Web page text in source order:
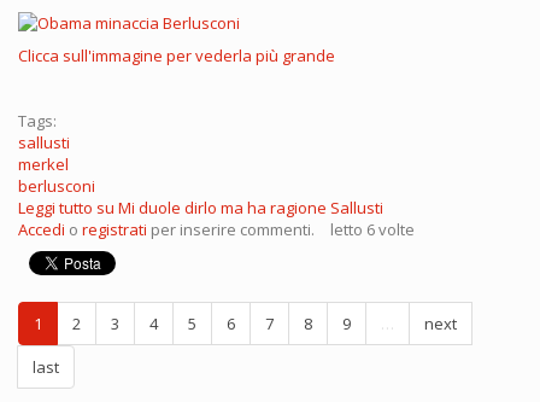
Clicca sull'immagine per vederla più grande
Tags:
sallusti
merkel
berlusconi
Leggi tutto su Mi duole dirlo ma ha ragione Sallusti
Accedi o registrati per inserire commenti. letto 6 volte
1 2 3 4 5 6 7 8 9
next
last